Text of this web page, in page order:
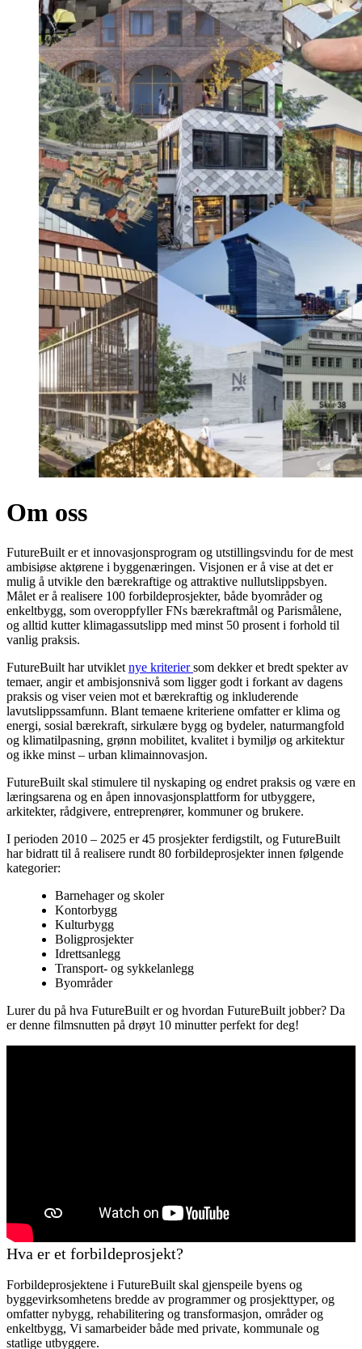
Om oss
FutureBuilt er et innovasjonsprogram og utstillingsvindu for de mest
ambisiøse aktørene i byggenæringen. Visjonen er å vise at det er
mulig å utvikle den bærekraftige og attraktive nullutslippsbyen.
Målet er å realisere 100 forbildeprosjekter, både byområder og
enkeltbygg, som overoppfyller FNs bærekraftmål og Parismålene,
og alltid kutter klimagassutslipp med minst 50 prosent i forhold til
vanlig praksis.
FutureBuilt har utviklet nye kriteriersom dekker et bredt spekter av
temaer, angir et ambisjonsnivå som ligger godt i forkant av dagens
praksis og viser veien mot et bærekraftig og inkluderende
lavutslippssamfunn. Blant temaene kriteriene omfatter er klima og
energi, sosial bærekraft, sirkulære bygg og bydeler, naturmangfold
og klimatilpasning, grønn mobilitet, kvalitet i bymiljø og arkitektur
og ikke minst – urban klimainnovasjon.
FutureBuilt skal stimulere til nyskaping og endret praksis og være en
læringsarena og en åpen innovasjonsplattform for utbyggere,
arkitekter, rådgivere, entreprenører, kommuner og brukere.
I perioden 2010 – 2025 er 45 prosjekter ferdigstilt, og FutureBuilt
har bidratt til å realisere rundt 80 forbildeprosjekter innen følgende
kategorier:
Barnehager og skoler
Kontorbygg
Kulturbygg
Boligprosjekter
Idrettsanlegg
Transport- og sykkelanlegg
Byområder
Lurer du på hva FutureBuilt er og hvordan FutureBuilt jobber? Da
er denne filmsnutten på drøyt 10 minutter perfekt for deg!
Hva er et forbildeprosjekt?
Forbildeprosjektene i FutureBuilt skal gjenspeile byens og
byggevirksomhetens bredde av programmer og prosjekttyper, og
omfatter nybygg, rehabilitering og transformasjon, områder og
enkeltbygg, Vi samarbeider både med private, kommunale og
statlige utbyggere.